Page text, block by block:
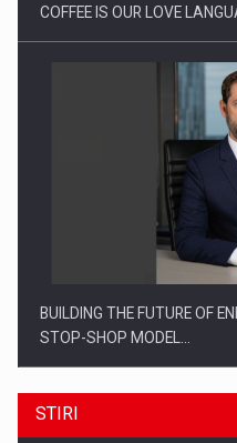
COFFEE IS OUR LOVE
BUILDING THE FUTURE OF
STOP-SHOP MODEL…
STIRI